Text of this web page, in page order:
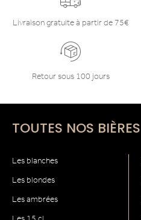
Livraison gratuite à partir de 75€
Retour sous 100 jours
TOUTES NOS BIÈRES
Les blanches
Les blondes
Les ambrées